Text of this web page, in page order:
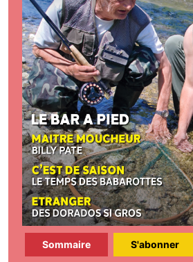
Sommaire S'abonner